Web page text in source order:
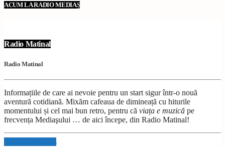
ACUM LA RADIO MEDIAȘ
Radio Matinal
Radio Matinal
Informațiile de care ai nevoie pentru un start sigur într-o nouă
aventură cotidiană. Mixăm cafeaua de dimineață cu hiturile
momentului și cel mai bun retro, pentru că viața e muzică pe
frecvența Mediaşului … de aici începe, din Radio Matinal!
Info and episodes